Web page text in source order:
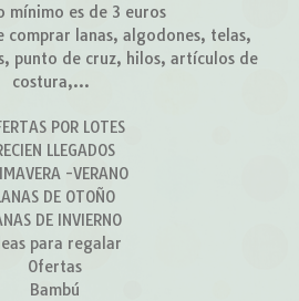
mínimo es de 3 euros
comprar lanas, algodones, telas,
punto de cruz, hilos, artículos de
costura,...
POR LOTES
LLEGADOS
-VERANO
DE OTOÑO
DE INVIERNO
para regalar
Ofertas
Bambú